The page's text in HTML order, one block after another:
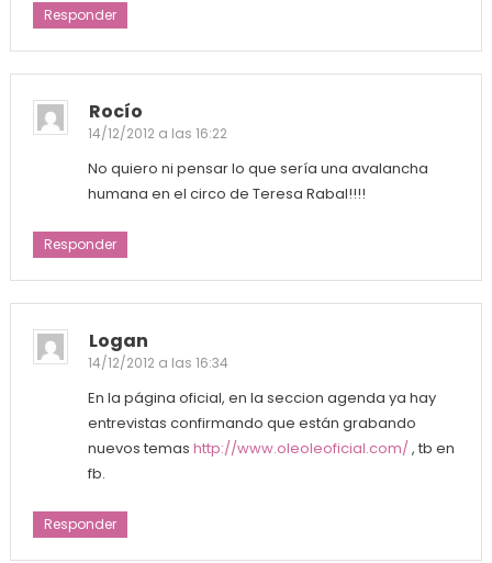
Responder
Rocío
14/12/2012 a las 16:22
No quiero ni pensar lo que sería una avalancha
humana en el circo de Teresa Rabal!!!!
Responder
Logan
14/12/2012 a las 16:34
En la página oficial, en la seccion agenda ya hay
entrevistas confirmando que están grabando
nuevos temas http://www.oleoleoficial.com/, tb en
fb.
Responder